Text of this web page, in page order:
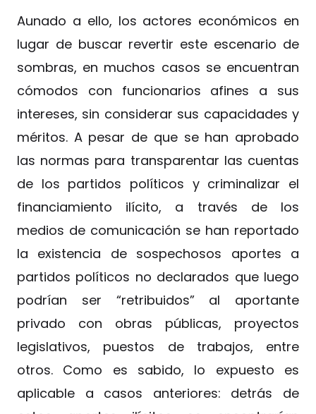
Aunado a ello, los actores económicos en
lugar de buscar revertir este escenario de
sombras, en muchos casos se encuentran
cómodos con funcionarios afines a sus
intereses, sin considerar sus capacidades y
méritos. A pesar de que se han aprobado
las normas para transparentar las cuentas
de los partidos políticos y criminalizar el
financiamiento ilícito, a través de los
medios de comunicación se han reportado
la existencia de sospechosos aportes a
partidos políticos no declarados que luego
podrían ser “retribuidos” al aportante
privado con obras públicas, proyectos
legislativos, puestos de trabajos, entre
otros. Como es sabido, lo expuesto es
aplicable a casos anteriores: detrás de